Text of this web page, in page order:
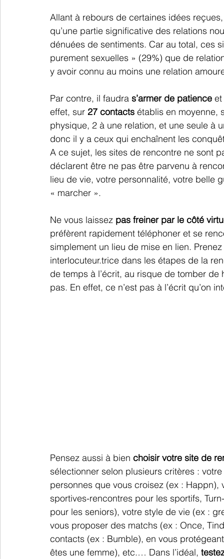
Allant à rebours de certaines idées
qu’une partie significative des relations
dénuées de sentiments. Car au total, ces
purement sexuelles » (29%) que de
y avoir connu au moins une relation
Par contre, il faudra s’armer de patience et
effet, sur 27 contacts établis en moyenne,
physique, 2 à une relation, et une seule à
donc il y a ceux qui enchaînent les
A ce sujet, les sites de rencontre ne sont
déclarent être ne pas être parvenu à
lieu de vie, votre personnalité, votre belle
« marcher ».
Ne vous laissez pas freiner par le côté
préfèrent rapidement téléphoner et se
simplement un lieu de mise en lien.
interlocuteur.trice dans les étapes de la
de temps à l’écrit, au risque de tomber
pas. En effet, ce n’est pas à l’écrit qu’on
Pensez aussi à bien choisir votre site de
sélectionner selon plusieurs critères :
personnes que vous croisez (ex :
sportives-rencontres pour les sportifs,
pour les seniors), votre style de vie (ex :
vous proposer des matchs (ex : Once,
contacts (ex : Bumble), en vous
êtes une femme), etc.… Dans l’idéal,